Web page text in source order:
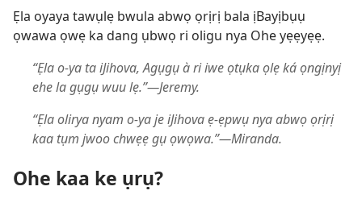
Ẹla oyaya tawụlẹ bwula abwọ ọrịrị bala ịBayịbụụ
ọwawa ọwẹ ka dang ụbwọ ri oligu nya Ohe yẹẹyẹẹ.
“Ẹla o-ya ta iJihova, Agụgụ à ri iwe ọtụka ọlẹ ká ọngịnyị
ehe la gụgụ wuu lẹ.”—Jeremy.
“Ẹla olirya nyam o-ya je iJihova ẹ-ẹpwụ nya abwọ ọrịrị
kaa tụm jwoo chwẹẹ gụ ọwọwa.”—Miranda.
Ohe kaa ke ụrụ?